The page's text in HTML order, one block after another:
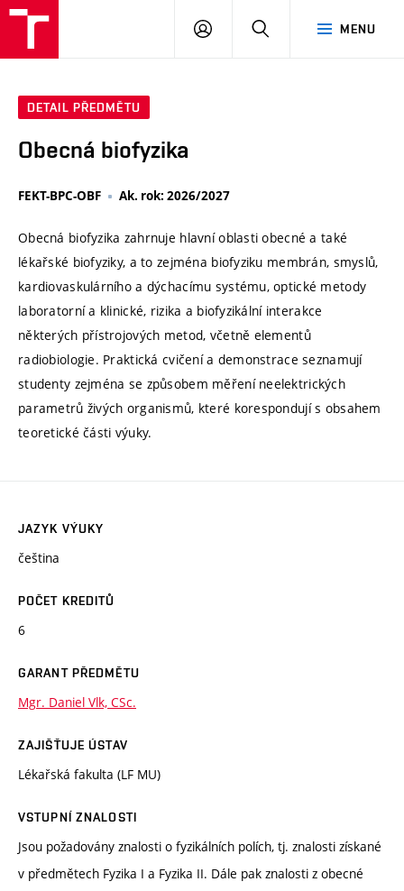
MENU
PŘIHLÁSIT
DETAIL PŘEDMĚTU
Obecná biofyzika
FEKT-BPC-OBF Ak. rok: 2026/2027
Obecná biofyzika zahrnuje hlavní oblasti obecné a také
lékařské biofyziky, a to zejména biofyziku membrán, smyslů,
kardiovaskulárního a dýchacímu systému, optické metody
laboratorní a klinické, rizika a biofyzikální interakce
některých přístrojových metod, včetně elementů
radiobiologie. Praktická cvičení a demonstrace seznamují
studenty zejména se způsobem měření neelektrických
parametrů živých organismů, které korespondují s obsahem
teoretické části výuky.
JAZYK VÝUKY
čeština
POČET KREDITŮ
6
GARANT PŘEDMĚTU
Mgr. Daniel Vlk, CSc.
ZAJIŠŤUJE ÚSTAV
Lékařská fakulta (LF MU)
VSTUPNÍ ZNALOSTI
Jsou požadovány znalosti o fyzikálních polích, tj. znalosti získané
v předmětech Fyzika I a Fyzika II. Dále pak znalosti z obecné